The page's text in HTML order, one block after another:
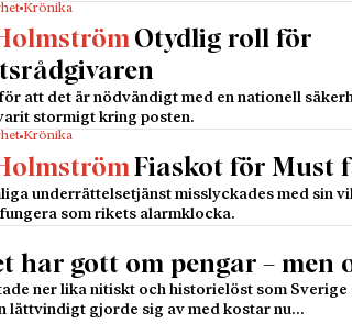
Krönika
Otydlig roll för
att det är nödvändigt med en nationell
stormigt kring posten.
Krönika
Fiaskot för Must
underrättelsetjänst misslyckades med sin
som rikets alarmklocka.
har gott om pengar – men
ner lika nitiskt och historielöst som
lättvindigt gjorde sig av med kostar nu…